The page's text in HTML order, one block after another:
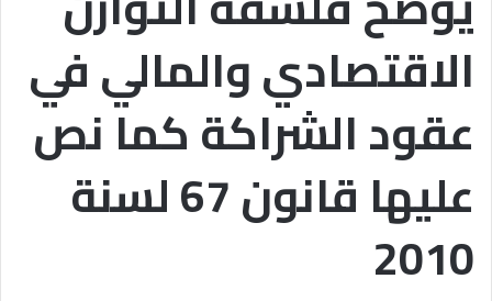
الاقتصادي والمالي في
عقود الشراكة كما نص
عليها قانون 67 لسنة
2010